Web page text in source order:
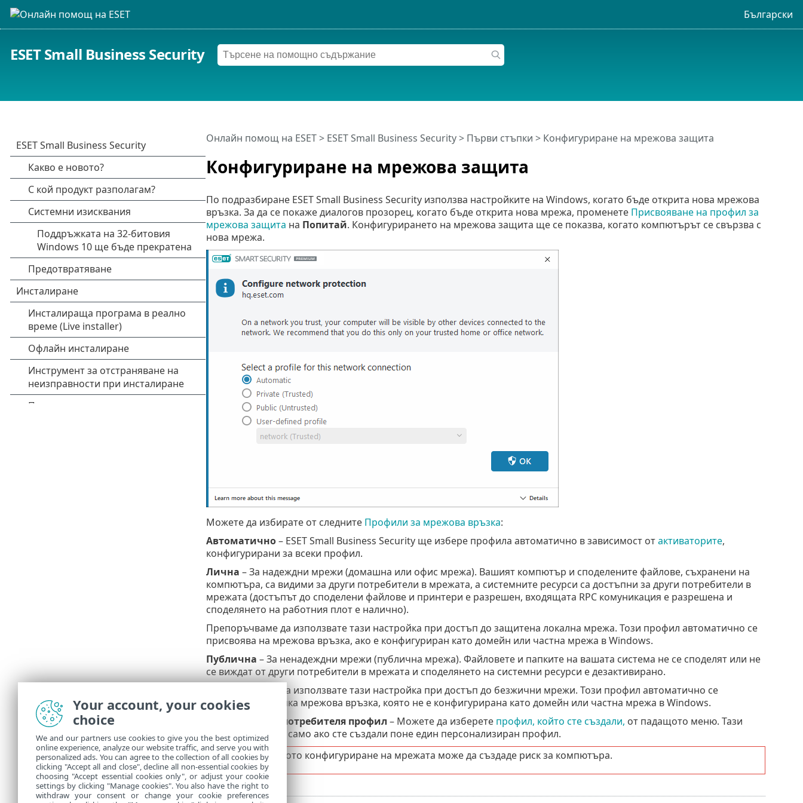
Български
ESET Small Business Security
Конфигуриране на мрежова защита
Онлайн помощ на ESET> ESET Small Business Security> Първи стъпки > Конфигуриране на мрежова защита
По подразбиране ESET Small Business Security използва настройките на Windows, когато бъде открита нова мрежова
връзка. За да се покаже диалогов прозорец, когато бъде открита нова мрежа, променете Присвояване на профил за
мрежова защита на Попитай. Конфигурирането на мрежова защита ще се показва, когато компютърът се свързва с
нова мрежа.
Можете да избирате от следните Профили за мрежова връзка:
Автоматично– ESET Small Business Security ще избере профила автоматично в зависимост отактиваторите,
конфигурирани за всеки профил.
Лична – За надеждни мрежи (домашна или офис мрежа). Вашият компютър и споделените файлове, съхранени на
компютъра, са видими за други потребители в мрежата, а системните ресурси са достъпни за други потребители в
мрежата (достъпът до споделени файлове и принтери е разрешен, входящата RPC комуникация е разрешена и
споделянето на работния плот е налично).
Препоръчваме да използвате тази настройка при достъп до защитена локална мрежа. Този профил автоматично се
присвоява на мрежова връзка, ако е конфигуриран като домейн или частна мрежа в Windows.
Публична – За ненадеждни мрежи (публична мрежа). Файловете и папките на вашата система не се споделят или не
се виждат от други потребители в мрежата и споделянето на системни ресурси е дезактивирано.
Препоръчваме да използвате тази настройка при достъп до безжични мрежи. Този профил автоматично се
присвоява на всяка мрежова връзка, която не е конфигурирана като домейн или частна мрежа в Windows.
Дефиниран от потребителя профил – Можете да изберете профил, който сте създали, от падащото меню. Тази
опция е налична само ако сте създали поне един персонализиран профил.
Неправилното конфигуриране на мрежата може да създаде риск за компютъра.
Your account, your cookies
choice
We and our partners use cookies to give you the best optimized
online experience, analyze our website traffic, and serve you with
personalized ads. You can agree to the collection of all cookies by
clicking "Accept all and close", decline all non-essential cookies by
choosing "Accept essential cookies only", or adjust your cookie
settings by clicking "Manage cookies". You also have the right to
withdraw your consent or change your cookie preferences